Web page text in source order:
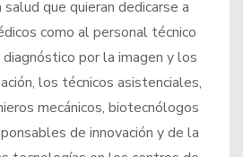
que quieran dedicarse a
como al personal técnico
por la imagen y los
los técnicos asistenciales,
mecánicos, biotecnólogos
de innovación y de la